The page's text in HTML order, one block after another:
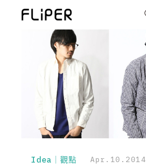
Idea｜觀點 Apr.10.2014